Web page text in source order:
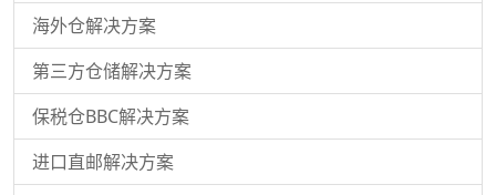
海外仓解决方案
第三方仓储解决方案
保税仓BBC解决方案
进口直邮解决方案